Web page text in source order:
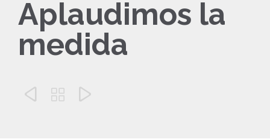
Aplaudimos la
medida
  